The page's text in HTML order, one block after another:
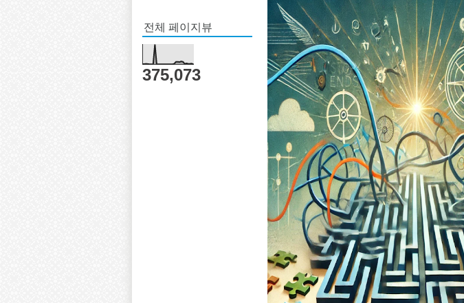
전체 페이지뷰
375,073